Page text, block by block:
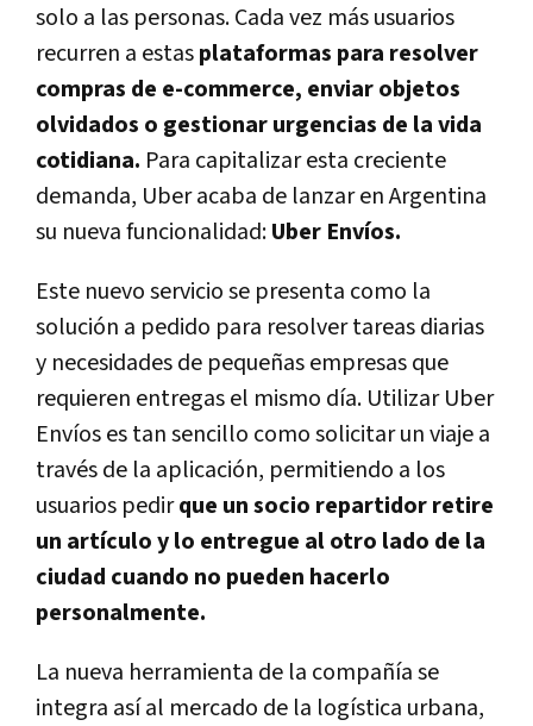
solo a las personas. Cada vez más usuarios
recurren a estasplataformas para resolver
compras de e-commerce, enviar objetos
olvidados o gestionar urgencias de la vida
cotidiana. Para capitalizar esta creciente
demanda, Uber acaba de lanzar en Argentina
su nueva funcionalidad:Uber Envíos.
Este nuevo servicio se presenta como la
solución a pedido para resolver tareas diarias
y necesidades de pequeñas empresas que
requieren entregas el mismo día. Utilizar Uber
Envíos es tan sencillo como solicitar un viaje a
través de la aplicación, permitiendo a los
usuarios pedirque un socio repartidor retire
un artículo y lo entregue al otro lado de la
ciudad cuando no pueden hacerlo
personalmente.
La nueva herramienta de la compañía se
integra así al mercado de la logística urbana,